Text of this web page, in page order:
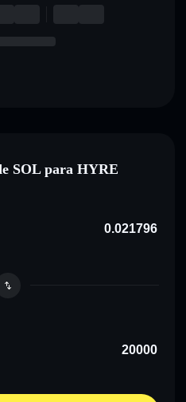
SOL para HYRE